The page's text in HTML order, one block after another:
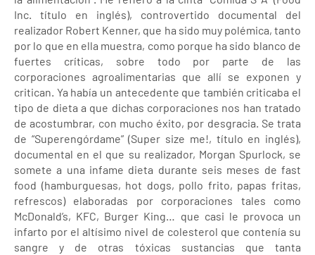
Inc. título en inglés), controvertido documental del
realizador Robert Kenner, que ha sido muy polémica, tanto
por lo que en ella muestra, como porque ha sido blanco de
fuertes críticas, sobre todo por parte de las
corporaciones agroalimentarias que allí se exponen y
critican. Ya había un antecedente que también criticaba el
tipo de dieta a que dichas corporaciones nos han tratado
de acostumbrar, con mucho éxito, por desgracia. Se trata
de “Superengórdame” (Super size me!, título en inglés),
documental en el que su realizador, Morgan Spurlock, se
somete a una infame dieta durante seis meses de fast
food (hamburguesas, hot dogs, pollo frito, papas fritas,
refrescos) elaboradas por corporaciones tales como
McDonald’s, KFC, Burger King… que casi le provoca un
infarto por el altísimo nivel de colesterol que contenía su
sangre y de otras tóxicas sustancias que tanta